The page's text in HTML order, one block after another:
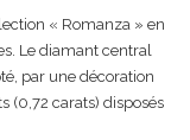
« Romanza » en
Le diamant central
par une décoration
(0,72 carats) disposés